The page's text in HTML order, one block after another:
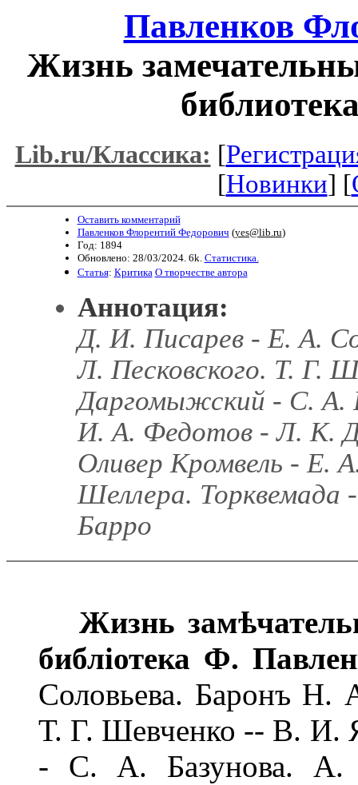
Павленков
Жизнь
Lib.ru/Классика: [
[Новинки] [
Оставить комментарий
Павленков Флорентий Федорович (yes@lib.ru)
Год: 1894
Обновлено: 28/03/2024. 6k. Статистика.
Статья: Критика О творчестве автора
Аннотация:
Д. И. Писарев - Е. А.
Л. Песковского. Т. Г.
Даргомыжский - С. А.
И. А. Федотов - Л. К.
Оливер Кромвель - Е.
Шеллера.
Барро
Жизнь
библіотека Ф.
Соловьева. Баронъ
Т. Г. Шевченко -- В. И.
- С. А. Базунова.